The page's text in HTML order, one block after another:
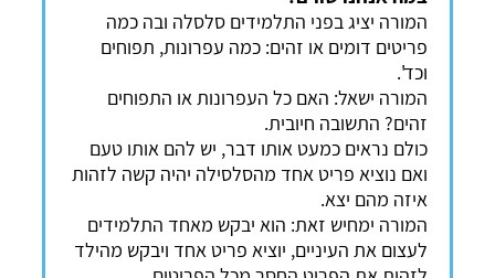
המורה יציג בפני התלמידים סלסלה ובה כמה
פריטים דומים או זהים: כמה עפרונות, תפוחים
וכד'.
המורה ישאל: האם כל העפרונות או התפוחים
זהים? התשובה חיובית.
כולם נראים כמעט אותו דבר, יש להם אותו טעם
ואם נוציא פריט אחד מהסלסילה יהיה קשה לזהות
איזה מהם יצא.
המורה ימחיש זאת: הוא יבקש מאחד התלמידים
לעצום את העיניים, יוציא פריט אחד ויבקש מהילד